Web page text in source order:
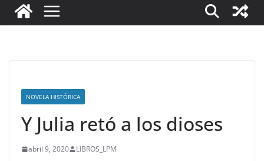
NOVELA HISTÓRICA
Y Julia retó a los dioses
abril 9, 2020 LIBROS_LPM